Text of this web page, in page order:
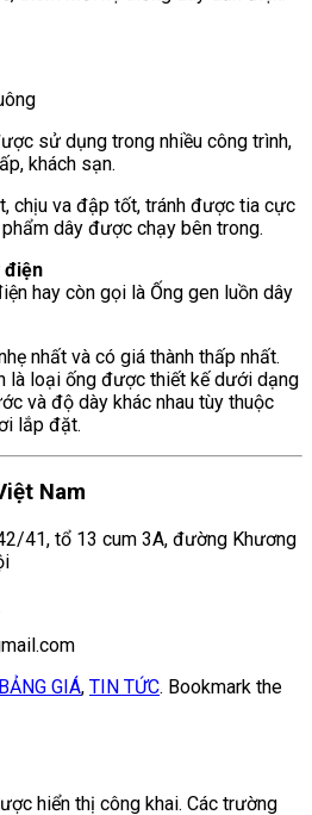
sử dụng trong nhiều công trình,
khách sạn.
chịu va đập tốt, tránh được tia cực
dây được chạy bên trong.
điện
hay còn gọi là Ống gen luồn dây
nhất và có giá thành thấp nhất.
là loại ống được thiết kế dưới dạng
và độ dày khác nhau tùy thuộc
lắp đặt.
Nam
41, tổ 13 cum 3A, đường Khương
BẢNG GIÁ, TIN TỨC. Bookmark the
hiển thị công khai. Các trường